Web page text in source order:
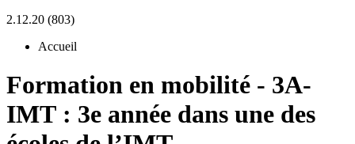
2.12.20 (803)
Accueil
Formation en mobilité - 3A-
IMT : 3e année dans une des